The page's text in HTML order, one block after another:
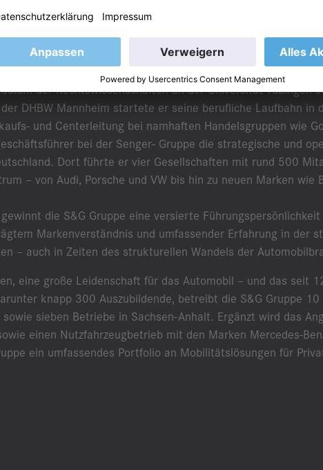
in seiner Funktion als CEO die operative
Die kaufmännische Leitung der Gruppe bleibt unverändert
unverändert bleibt die operative Leitung der S&G
Heilbronner bringt umfangreiche Branchenexpertise und
der Rechtswissenschaften an der Universität Tübingen
DHBW Mannheim startete er seine berufliche Laufbahn in
und Centerleitung bei namhaften Handelsgruppen wie
bei der Senger- Gruppe die strategische und
Dort führte er vier Gesellschaften mit rund 500
– von Audi, Porsche und VW bis hin zu neuen Marken wie
die S&G Gruppe eine versierte
Markenverständnis und umfassender Erfahrung in der
– auch in Zeiten des strukturellen Wandels der
eine große Leidenschaft für das Automobil – und das seit
knapp 300 Auszubildende, betreibt die S&G Gruppe 10
sieben Betriebe in Sachsen-Anhalt. Ergänzt wird das
einen Nutzfahrzeugbetrieb mit den Marken Mercedes-
ein umfassendes Portfolio an Mobilitätslösungen für